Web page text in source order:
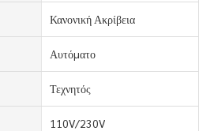
Κανονική Ακρίβεια
Αυτόματο
Τεχνητός
110V/230V